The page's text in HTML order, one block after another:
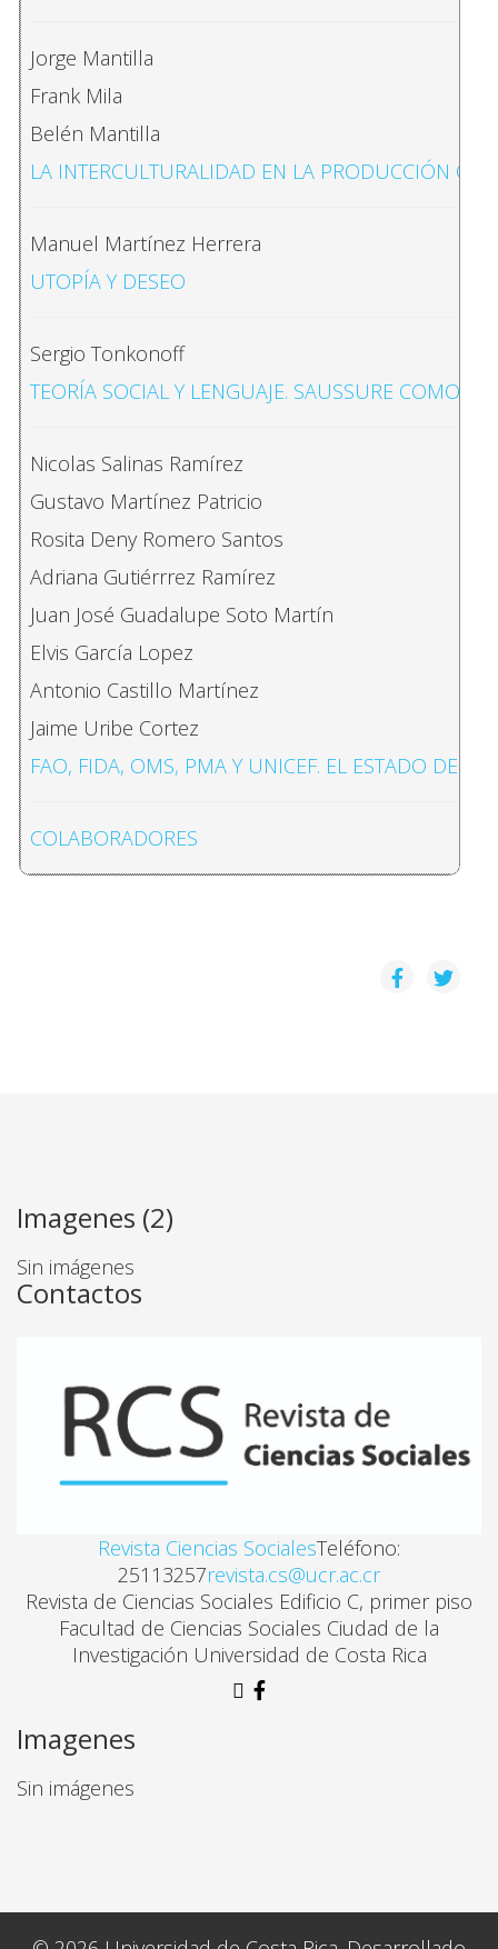
Jorge Mantilla
Frank Mila
Belén Mantilla
LA INTERCULTURALIDAD EN LA PRODUCCIÓN
Manuel Martínez Herrera
UTOPÍA Y DESEO
Sergio Tonkonoff
TEORÍA SOCIAL Y LENGUAJE. SAUSSURE COMO
Nicolas Salinas Ramírez
Gustavo Martínez Patricio
Rosita Deny Romero Santos
Adriana Gutiérrrez Ramírez
Juan José Guadalupe Soto Martín
Elvis García Lopez
Antonio Castillo Martínez
Jaime Uribe Cortez
FAO, FIDA, OMS, PMA Y UNICEF. EL ESTADO DE
COLABORADORES
Imagenes (2)
Sin imágenes
Contactos
Revista Ciencias SocialesTeléfono:
25113257revista.cs@ucr.ac.cr
Revista de Ciencias Sociales Edificio C, primer piso
Facultad de Ciencias Sociales Ciudad de la
Investigación Universidad de Costa Rica
Imagenes
Sin imágenes